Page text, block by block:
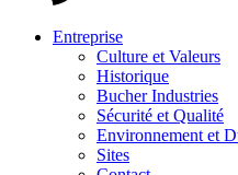
Entreprise
Culture et Valeurs
Historique
Bucher Industries
Sécurité et Qualité
Environnement et
Sites